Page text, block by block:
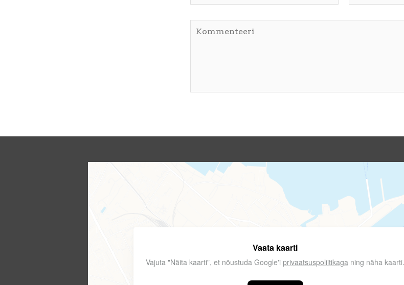
Vaata kaarti
Vajuta "Näita kaarti", et nõustuda Google'i privaatsuspoliitikaga ning näha kaarti.